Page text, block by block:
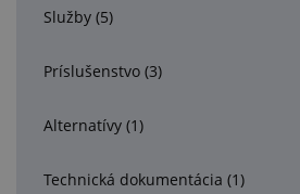
Služby (5)
Príslušenstvo (3)
Alternatívy (1)
Technická dokumentácia (1)